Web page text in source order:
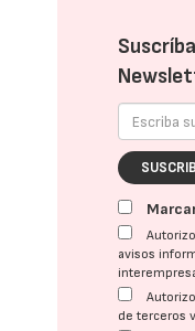
avisos
de terceros